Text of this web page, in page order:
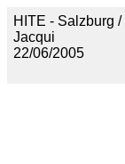
HITE - Salzburg
Jacqui
22/06/2005